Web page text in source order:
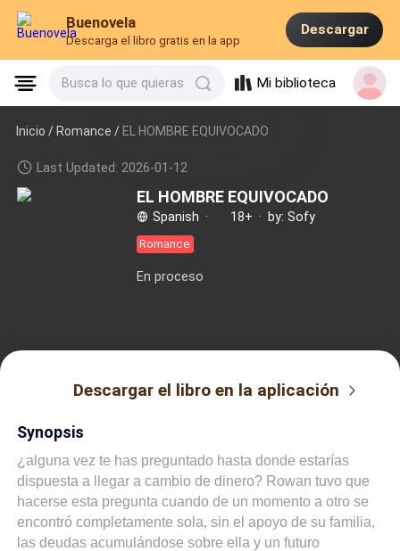
Buenovela
Descarga el libro gratis en la app
Descargar
Busca lo que quieras Mi biblioteca
Inicio /Romance / EL HOMBRE EQUIVOCADO
Last Updated: 2026-01-12
EL HOMBRE EQUIVOCADO
Spanish · 18+ · by: Sofy
Romance
En proceso
Descargar el libro en la aplicación
Synopsis
¿alguna vez te has preguntado hasta donde estarías
dispuesta a llegar a cambio de dinero? Rowan tuvo que
hacerse esta pregunta cuando de un momento a otro se
encontró completamente sola, sin el apoyo de su familia,
las deudas acumulándose sobre ella y un futuro